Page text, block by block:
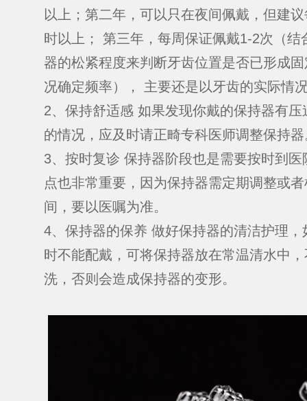
以上；第二年，可以只在夜间佩戴，但建
时以上； 第三年，每周保证佩戴1-2次（结
器的松紧程度来判断牙齿位置是否已形成
况确定频率）， 主要还是以牙齿的实际情
2、保持舒适感 如果发现你戴的保持器有压
的情况，应及时请正畸专科医师调整保持器
3、按时复诊 保持器阶段也是需要按时到医
点也非常重要，因为保持器需定期调整或
间，要以医嘱为准。
4、保持器的保养 做好保持器的清洁护理，
时不能配戴，可将保持器放在常温清水中
洗，否则会造成保持器的变形。